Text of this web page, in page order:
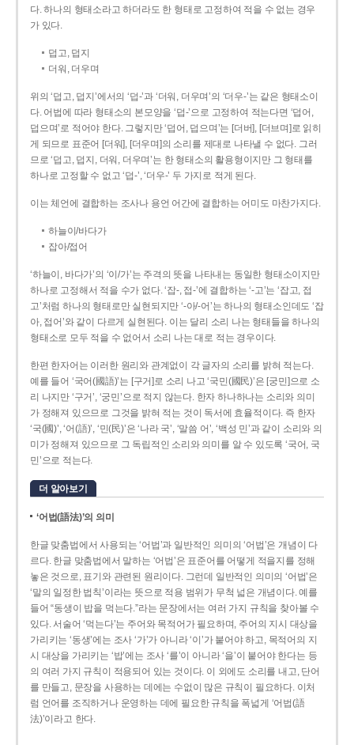
다. 하나의 형태소라고 하더라도 한 형태로 고정하여 적을 수 없는 경우
가 있다.
덥고, 덥지
더워, 더우며
위의 ‘덥고, 덥지’에서의 ‘덥-­’과 ‘더워, 더우며’의 ‘더우-­’는 같은 형태소이
다. 어법에 따라 형태소의 본모양을 ‘덥-­’으로 고정하여 적는다면 ‘덥어,
덥으며’로 적어야 한다. 그렇지만 ‘덥어, 덥으며’는 [더버], [더브며]로 읽히
게 되므로 표준어 [더워], [더우며]의 소리를 제대로 나타낼 수 없다. 그러
므로 ‘덥고, 덥지, 더워, 더우며’는 한 형태소의 활용형이지만 그 형태를
하나로 고정할 수 없고 ‘덥-’, ‘더우-’ 두 가지로 적게 된다.
이는 체언에 결합하는 조사나 용언 어간에 결합하는 어미도 마찬가지다.
하늘이/바다가
잡아/접어
‘하늘이, 바다가’의 ‘이/가’는 주격의 뜻을 나타내는 동일한 형태소이지만
하나로 고정해서 적을 수가 없다. ‘잡-, 접-’에 결합하는 ‘-고’는 ‘잡고, 접
고’처럼 하나의 형태로만 실현되지만 ‘-아/-어’는 하나의 형태소인데도 ‘잡
아, 접어’와 같이 다르게 실현된다. 이는 달리 소리 나는 형태들을 하나의
형태소로 모두 적을 수 없어서 소리 나는 대로 적는 경우이다.
한편 한자어는 이러한 원리와 관계없이 각 글자의 소리를 밝혀 적는다.
예를 들어 ‘국어(國語)’는 [구거]로 소리 나고 ‘국민(國民)’은 [궁민]으로 소
리 나지만 ‘구거’, ‘궁민’으로 적지 않는다. 한자 하나하나는 소리와 의미
가 정해져 있으므로 그것을 밝혀 적는 것이 독서에 효율적이다. 즉 한자
‘국(國)’, ‘어(語)’, ‘민(民)’은 ‘나라 국’, ‘말씀 어’, ‘백성 민’과 같이 소리와 의
미가 정해져 있으므로 그 독립적인 소리와 의미를 알 수 있도록 ‘국어, 국
민’으로 적는다.
더 알아보기
‘어법(語法)’의 의미
한글 맞춤법에서 사용되는 ‘어법’과 일반적인 의미의 ‘어법’은 개념이 다
르다. 한글 맞춤법에서 말하는 ‘어법’은 표준어를 어떻게 적을지를 정해
놓은 것으로, 표기와 관련된 원리이다. 그런데 일반적인 의미의 ‘어법’은
‘말의 일정한 법칙’이라는 뜻으로 적용 범위가 무척 넓은 개념이다. 예를
들어 “동생이 밥을 먹는다.”라는 문장에서는 여러 가지 규칙을 찾아볼 수
있다. 서술어 ‘먹는다’는 주어와 목적어가 필요하며, 주어의 지시 대상을
가리키는 ‘동생’에는 조사 ‘가’가 아니라 ‘이’가 붙어야 하고, 목적어의 지
시 대상을 가리키는 ‘밥’에는 조사 ‘를’이 아니라 ‘을’이 붙어야 한다는 등
의 여러 가지 규칙이 적용되어 있는 것이다. 이 외에도 소리를 내고, 단어
를 만들고, 문장을 사용하는 데에는 수없이 많은 규칙이 필요하다. 이처
럼 언어를 조직하거나 운영하는 데에 필요한 규칙을 폭넓게 ‘어법(語
法)’이라고 한다.